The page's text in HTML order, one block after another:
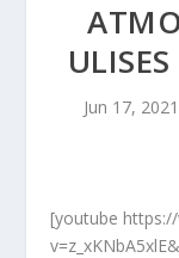
Jun 17, 2021
[youtube